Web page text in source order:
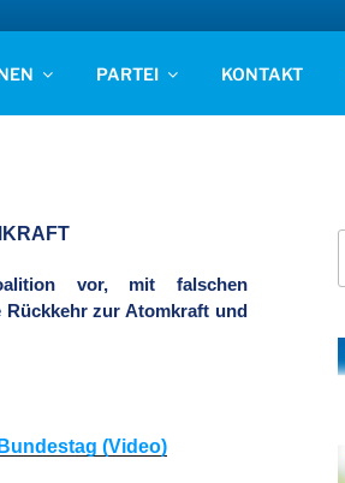
PARTEI KONTAKT
vor, mit falschen
zur Atomkraft und
(Video)